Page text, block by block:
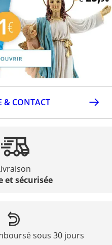
& CONTACT
et sécurisée
sous 30 jours